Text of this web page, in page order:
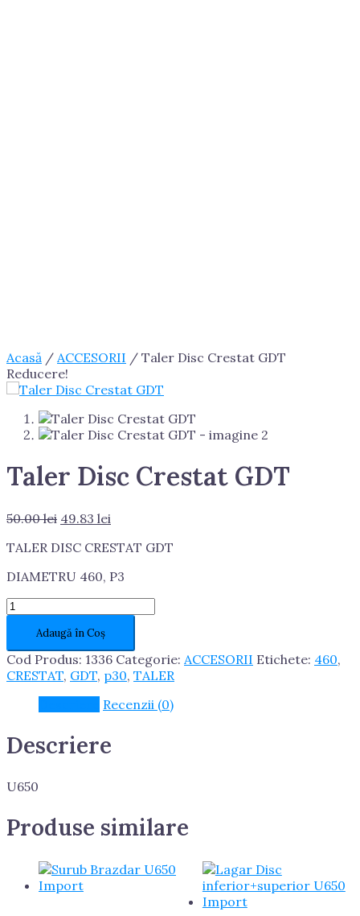
Acasă / ACCESORII / Taler Disc Crestat GDT
Reducere!
Taler Disc Crestat GDT
50.00lei Prețul
a
50.00 lei.
49.83 lei
este:
TALER DISC CRESTAT GDT
DIAMETRU 460, P3
Cantitate
Taler
Crestat
GDT
Adaugă în Coș
Cod Produs: 1336 Categorie: ACCESORII Etichete: 460,
CRESTAT, GDT, p30, TALER
Recenzii (0)
Descriere
U650
Produse similare